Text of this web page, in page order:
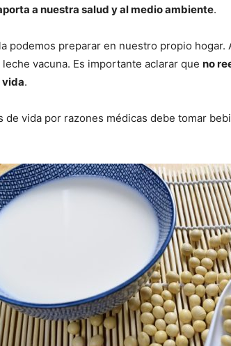
a nuestra salud y al medio ambiente.
podemos preparar en nuestro propio
vacuna. Es importante aclarar que no
vida.
de vida por razones médicas debe tomar